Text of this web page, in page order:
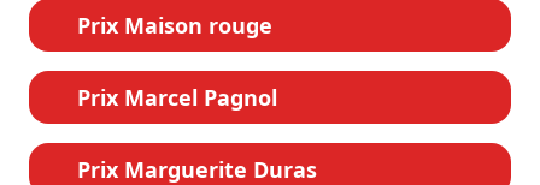
Prix Maison rouge
Prix Marcel Pagnol
Prix Marguerite Duras